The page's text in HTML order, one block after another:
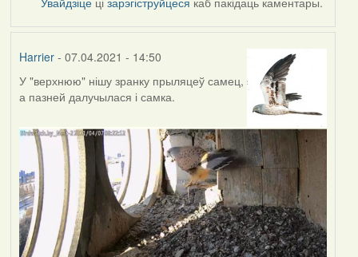
Harrier- 07.04.2021 - 14:50
У "верхнюю" нішу зранку прыляцеў самец,
а пазней далучылася і самка.